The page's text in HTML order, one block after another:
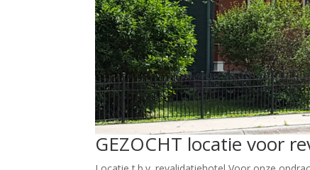
GEZOCHT locatie voor